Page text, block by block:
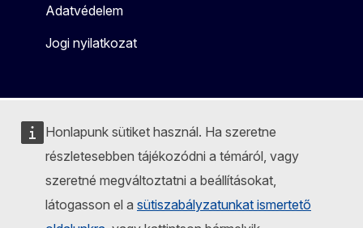
Honlapunk sütiket használ. Ha szeretne
részletesebben tájékozódni a témáról, vagy
szeretné megváltoztatni a beállításokat,
látogasson el a sütiszabályzatunkat ismertető
Adatvédelem
Jogi nyilatkozat